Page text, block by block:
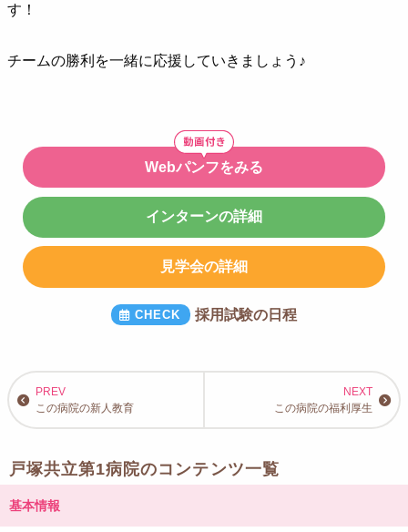
す！
チームの勝利を一緒に応援していきましょう♪
Webパンフをみる
インターンの詳細
見学会の詳細
採用試験の日程
この病院の新人教育 この病院の福利厚生
戸塚共立第1病院のコンテンツ一覧
基本情報